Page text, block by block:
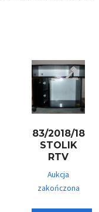
83/2018/18
STOLIK
RTV
Aukcja
zakończona